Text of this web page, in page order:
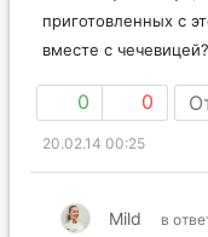
приготовленных с
вместе с чечевицей?
0 0
20.02.14 00:25
Mild в